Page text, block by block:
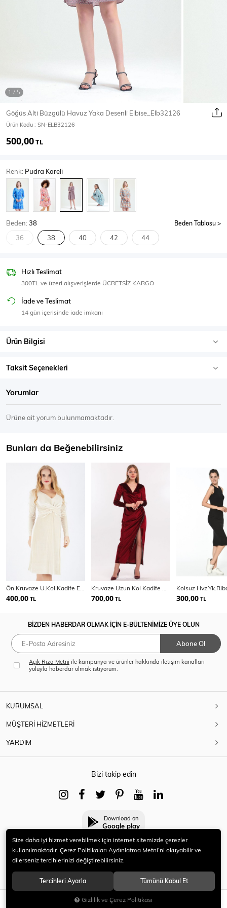
Mont & Kaban
T-Shirt
Body Atlet Crop & Büstiyer
SPOR GİYİM
Eşofman Üstü
Göğüs Alti Büzgülü Havuz Yaka Desenli Elbise_Elb32126
Ürün Kodu : SN-ELB32126
500,00TL
Renk: Pudra Kareli
Beden:38 Beden Tablosu
36 38 40 42 44
SEPETE EKLE
Hızlı Teslimat
300TL ve üzeri alışverişlerde ÜCRETSİZ KARGO
İade ve Teslimat
14 gün içerisinde iade imkanı
Ürün Bilgisi
Taksit Seçenekleri
Yorumlar
Ürüne ait yorum bulunmamaktadır.
Bunları da Beğenebilirsiniz
400,00 TL 700,00 TL 300,00 TL
BİZDEN HABERDAR OLMAK İÇİN E-BÜLTENİMİZE ÜYE OLUN
Abone Ol
Açık Rıza Metni ile kampanya ve ürünler hakkında iletişim kanalları
yoluyla haberdar olmak istiyorum.
KURUMSAL
MÜŞTERİ HİZMETLERİ
YARDIM
Bizi takip edin
Download on
Google play
© 2021 HERYENİ. Tüm hakları saklıdır.
Size daha iyi hizmet verebilmek için internet sitemizde çerezler
kullanılmaktadır. Çerez Politikaları Aydınlatma Metni’ni okuyabilir ve
dilerseniz tercihlerinizi değiştirebilirsiniz.
Tercihleri Ayarla Tümünü Kabul Et
Gizlilik ve Çerez Politikası